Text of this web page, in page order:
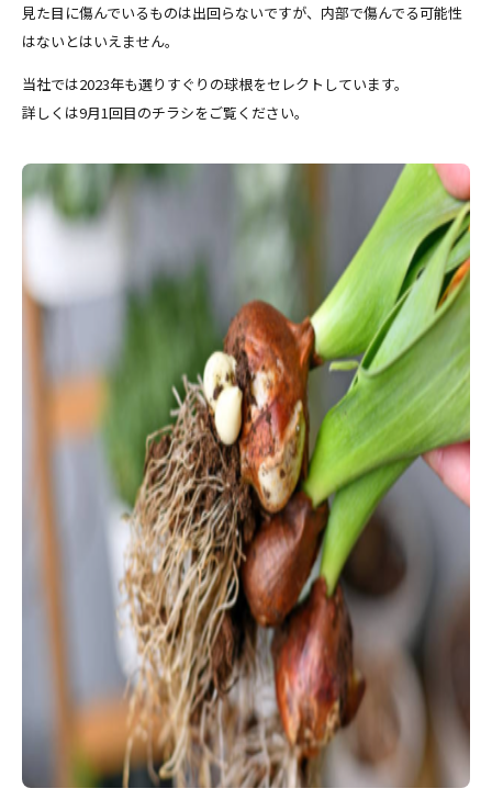
見た目に傷んでいるものは出回らないですが、内部で傷んでる可能性
はないとはいえません。
当社では2023年も選りすぐりの球根をセレクトしています。
詳しくは9月1回目のチラシをご覧ください。